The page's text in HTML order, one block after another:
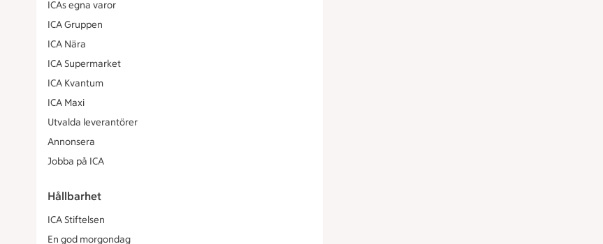
ICAs egna varor
ICA Gruppen
ICA Nära
ICA Supermarket
ICA Kvantum
ICA Maxi
Utvalda leverantörer
Annonsera
Jobba på ICA
Hållbarhet
ICA Stiftelsen
En god morgondag